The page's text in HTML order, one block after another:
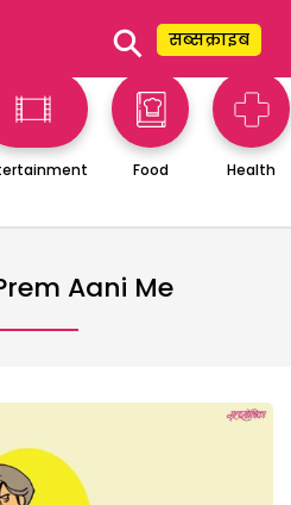
⚲ सब्सक्राइब
Food Health
Aani Me